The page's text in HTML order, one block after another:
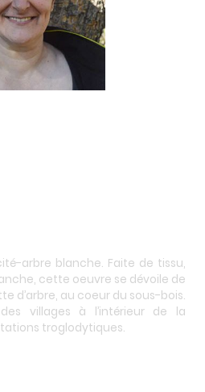
arbre blanche. Faite de tissu,
cette oeuvre se dévoile de
d’arbre, au coeur du sous-bois.
villages à l’intérieur de la
troglodytiques.